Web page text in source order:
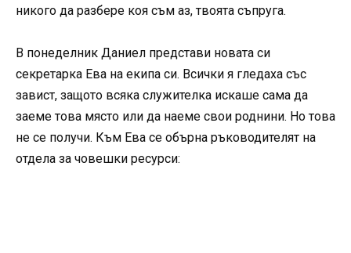
никого да разбере коя съм аз, твоята съпруга.
В понеделник Даниел представи новата си
секретарка Ева на екипа си. Всички я гледаха със
завист, защото всяка служителка искаше сама да
заеме това място или да наеме свои роднини. Но това
не се получи. Към Ева се обърна ръководителят на
отдела за човешки ресурси: